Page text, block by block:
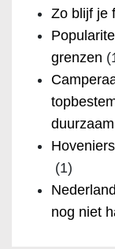
Zo blijf je
grenzen
(1)
nog niet